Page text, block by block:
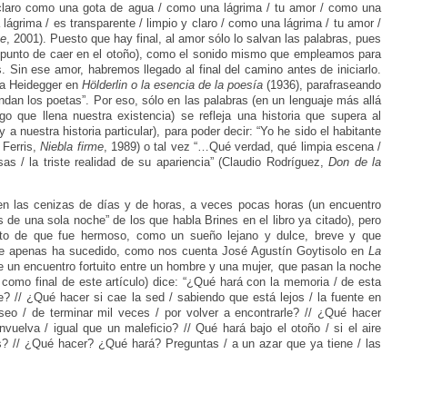
como una gota de agua / como una lágrima / tu amor / como una
/ es transparente / limpio y claro / como una lágrima / tu amor /
, 2001). Puesto que hay final, al amor sólo lo salvan las palabras, pues
de caer en el otoño), como el sonido mismo que empleamos para
Sin ese amor, habremos llegado al final del camino antes de iniciarlo.
Heidegger en Hölderlin o la esencia de la poesía (1936), parafraseando
los poetas”. Por eso, sólo en las palabras (en un lenguaje más allá
que llena nuestra existencia) se refleja una historia que supera al
a nuestra historia particular), para poder decir: “Yo he sido el habitante
Ferris,Niebla firme, 1989) o tal vez “…Qué verdad, qué limpia escena /
/ la triste realidad de su apariencia” (Claudio Rodríguez,Don de la
las cenizas de días y de horas, a veces pocas horas (un encuentro
de una sola noche” de los que habla Brines en el libro ya citado), pero
de que fue hermoso, como un sueño lejano y dulce, breve y que
apenas ha sucedido, como nos cuenta José Agustín Goytisolo en La
un encuentro fortuito entre un hombre y una mujer, que pasan la noche
final de este artículo) dice: “¿Qué hará con la memoria / de esta
// ¿Qué hacer si cae la sed / sabiendo que está lejos / la fuente en
/ de terminar mil veces / por volver a encontrarle? // ¿Qué hacer
/ igual que un maleficio? // Qué hará bajo el otoño / si el aire
// ¿Qué hacer? ¿Qué hará? Preguntas / a un azar que ya tiene / las